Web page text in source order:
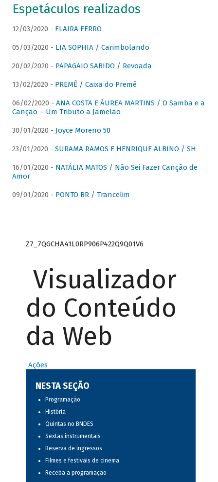
Espetáculos realizados
12/03/2020 - FLAIRA FERRO
05/03/2020 - LIA SOPHIA / Carimbolando
20/02/2020 - PAPAGAIO SABIDO / Revoada
13/02/2020 - PREMÊ / Caixa do Premê
06/02/2020 - ANA COSTA E ÁUREA MARTINS / O Samba e a
Canção – Um Tributo a Jamelão
30/01/2020 - Joyce Moreno 50
23/01/2020 - SURAMA RAMOS E HENRIQUE ALBINO / SH
16/01/2020 - NATÁLIA MATOS / Não Sei Fazer Canção de
Amor
09/01/2020 - PONTO BR / Trancelim
Z7_7QGCHA41L0RP906P422Q9Q01V6
Visualizador
do Conteúdo
da Web
Ações
NESTA SEÇÃO
Programação
História
Quintas no BNDES
Sextas instrumentais
Reserva de ingressos
Filmes e festivais de cinema
Receba a programação